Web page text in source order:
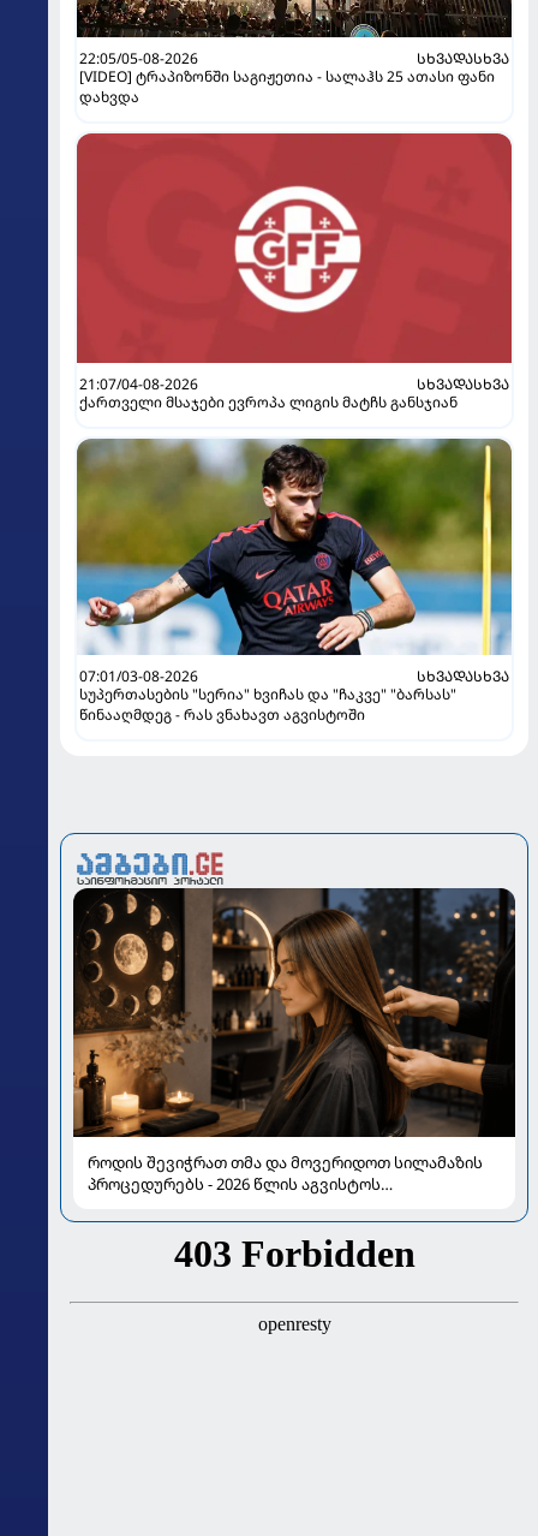
22:05/05-08-2026
ᲡᲮᲕᲐᲓᲐᲡᲮᲕᲐ
[VIDEO] ტრაპიზონში საგიჟეთია - სალაჰს 25 ათასი ფანი
დახვდა
21:07/04-08-2026
ᲡᲮᲕᲐᲓᲐᲡᲮᲕᲐ
ქართველი მსაჯები ევროპა ლიგის მატჩს განსჯიან
07:01/03-08-2026
ᲡᲮᲕᲐᲓᲐᲡᲮᲕᲐ
სუპერთასების "სერია" ხვიჩას და "ჩაკვე" "ბარსას"
წინააღმდეგ - რას ვნახავთ აგვისტოში
როდის შევიჭრათ თმა და მოვერიდოთ სილამაზის
პროცედურებს - 2026 წლის აგვისტოს